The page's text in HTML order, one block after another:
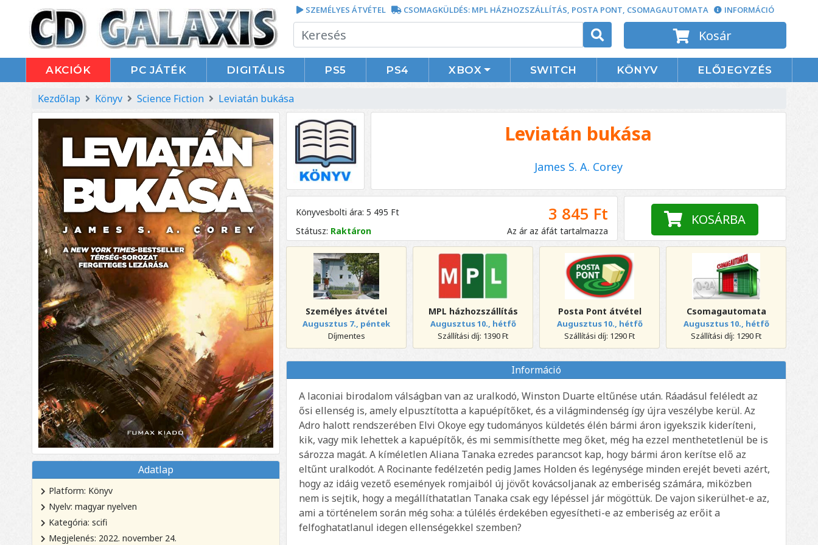
SZEMÉLYES ÁTVÉTEL CSOMAGKÜLDÉS: MPL HÁZHOZSZÁLLÍTÁS, POSTA PONT, CSOMAGAUTOMATA INFORMÁCIÓ
Kosár
AKCIÓK PC JÁTÉK DIGITÁLIS PS5 PS4 XBOX SWITCH KÖNYV ELŐJEGYZÉS
Kezdőlap Könyv Science Fiction Leviatán bukása
Adatlap
Platform: Könyv
Nyelv: magyar nyelven
Kategória: scifi
Megjelenés: 2022. november 24.
Leviatán bukása
James S. A. Corey
Könyvesbolti ára: 5 495 Ft
Státusz: Raktáron
3 845 Ft
Az ár az áfát tartalmazza
KOSÁRBA
Személyes átvétel
Augusztus 7., péntek
Díjmentes
MPL házhozszállítás
Augusztus 10., hétfő
Szállítási díj: 1390 Ft
Posta Pont átvétel
Augusztus 10., hétfő
Szállítási díj: 1290 Ft
Csomagautomata
Augusztus 10., hétfő
Szállítási díj: 1290 Ft
Információ
A laconiai birodalom válságban van az uralkodó, Winston Duarte eltűnése után. Ráadásul feléledt az
ősi ellenség is, amely elpusztította a kapuépítőket, és a világmindenség így újra veszélybe kerül. Az
Adro halott rendszerében Elvi Okoye egy tudományos küldetés élén bármi áron igyekszik kideríteni,
kik, vagy mik lehettek a kapuépítők, és mi semmisíthette meg őket, még ha ezzel menthetetlenül be is
sározza magát. A kíméletlen Aliana Tanaka ezredes parancsot kap, hogy bármi áron kerítse elő az
eltűnt uralkodót. A Rocinante fedélzetén pedig James Holden és legénysége minden erejét beveti azért,
hogy az idáig vezető események romjaiból új jövőt kovácsoljanak az emberiség számára, miközben
nem is sejtik, hogy a megállíthatatlan Tanaka csak egy lépéssel jár mögöttük. De vajon sikerülhet-e az,
ami a történelem során még soha: a túlélés érdekében egyesítheti-e az emberiség az erőit a
felfoghatatlanul idegen ellenségekkel szemben?